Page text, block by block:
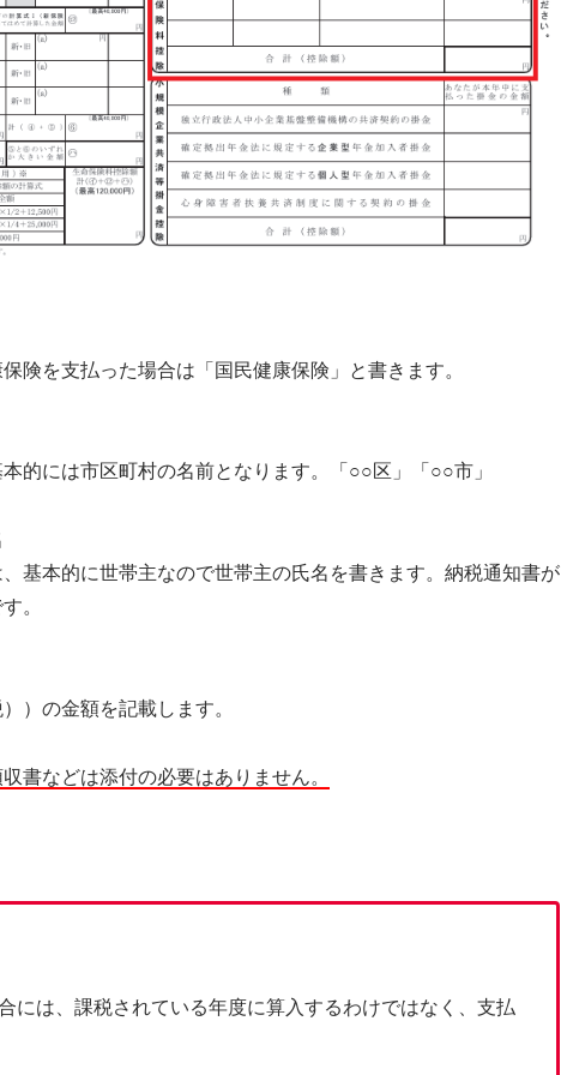
険を支払った場合は「国民健康保険」と書きます。
的には市区町村の名前となります。「○○区」「○○市」
基本的に世帯主なので世帯主の氏名を書きます。納税通知書が
。
）の金額を記載します。
書などは添付の必要はありません。
には、課税されている年度に算入するわけではなく、支払